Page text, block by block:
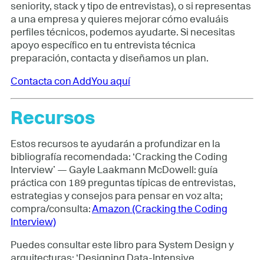
seniority, stack y tipo de entrevistas), o si representas
a una empresa y quieres mejorar cómo evaluáis
perfiles técnicos, podemos ayudarte. Si necesitas
apoyo específico en tu entrevista técnica
preparación, contacta y diseñamos un plan.
Contacta con AddYou aquí
Recursos
Estos recursos te ayudarán a profundizar en la
bibliografía recomendada: ‘Cracking the Coding
Interview’ — Gayle Laakmann McDowell: guía
práctica con 189 preguntas típicas de entrevistas,
estrategias y consejos para pensar en voz alta;
compra/consulta:Amazon (Cracking the Coding
Interview)
Puedes consultar este libro para System Design y
arquitecturas: ‘Designing Data-Intensive